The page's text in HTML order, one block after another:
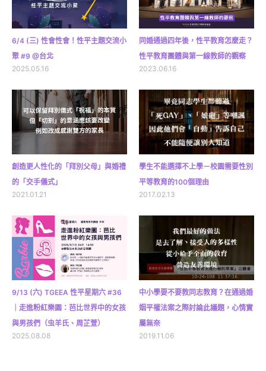
6/4 (三) 性會性會！性平主題交流小
聚 #9 @台北
2025.05.16
同婚通過四年後，性平教育怎麼走？
性平教育團體與第一線教師的觀察
2023.06.16
創造更人性化的「拜別父母」與婚禮
的「交手儀式」
2021.01.21
學生不能選擇不上學－校園需要性別
平等教育的100個理由
2017.02.13
9/13 (六) TGEEA 性平星期六 #36
｜走進粉紅樂園：芭比世界中的女孩
與男孩們（虫羊氏、周芷萱）
2025.08.08
中小學要不要教同志教育？在通過婚
姻平權法案之際討論此議題，心情實
屬無奈
2019.11.06